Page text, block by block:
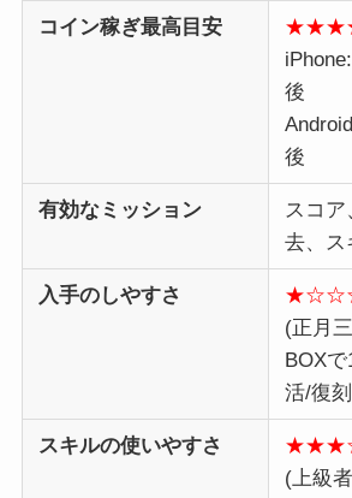
コイン稼ぎ最高目安 ★★★
後
後
有効なミッション
スコア
去、ス
入手のしやすさ
(正月
BOX
活/復
スキルの使いやすさ
(上級